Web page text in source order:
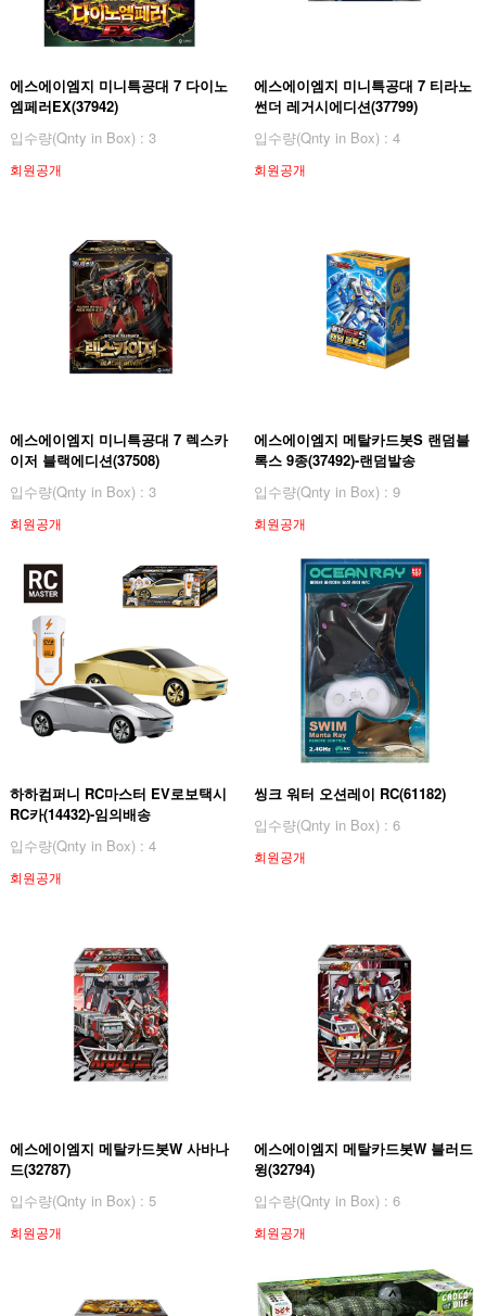
에스에이엠지 미니특공대 7 다이노
엠페러EX(37942)
입수량(Qnty in Box) : 3
회원공개
에스에이엠지 미니특공대 7 티라노
썬더 레거시에디션(37799)
입수량(Qnty in Box) : 4
회원공개
에스에이엠지 미니특공대 7 렉스카
이저 블랙에디션(37508)
입수량(Qnty in Box) : 3
회원공개
에스에이엠지 메탈카드봇S 랜덤블
록스 9종(37492)-랜덤발송
입수량(Qnty in Box) : 9
회원공개
하하컴퍼니 RC마스터 EV로보택시
RC카(14432)-임의배송
입수량(Qnty in Box) : 4
회원공개
씽크 워터 오션레이 RC(61182)
입수량(Qnty in Box) : 6
회원공개
에스에이엠지 메탈카드봇W 사바나
드(32787)
입수량(Qnty in Box) : 5
회원공개
에스에이엠지 메탈카드봇W 블러드
윙(32794)
입수량(Qnty in Box) : 6
회원공개